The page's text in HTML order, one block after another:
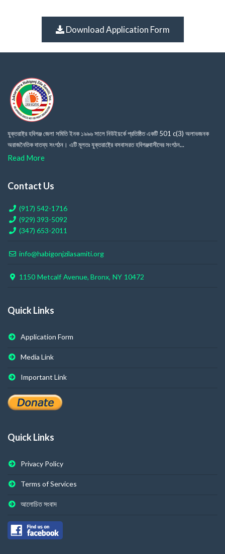
Download Application Form
যুক্তরাষ্ট্র হবিগঞ্জ জেলা সমিতি ইনক ১৯৯৬ সালে নিউইয়র্কে প্রতিষ্ঠিত একটি 501 c(3) অলাভজনক
অরাজনৈতিক দাতব্য সংগঠন। এটি মূলতঃ যুক্তরাষ্ট্রে বসবাসরত হবিগঞ্জবাসীদের সংগঠন...
Read More
Contact Us
(917) 542-1716
(929) 393-5092
(347) 653-2011
info@habigonjzilasamiti.org
1150 Metcalf Avenue, Bronx, NY 10472
Quick Links
Application Form
Media Link
Important Link
Quick Links
Privacy Policy
Terms of Services
আলোচিত সংবাদ